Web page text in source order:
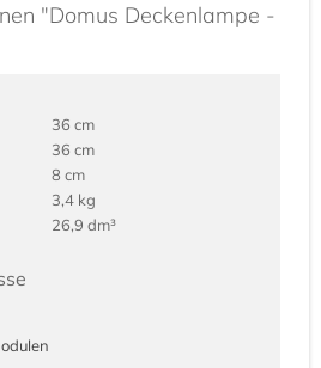
"Domus Deckenlampe -
36 cm
36 cm
8 cm
3,4 kg
26,9 dm³